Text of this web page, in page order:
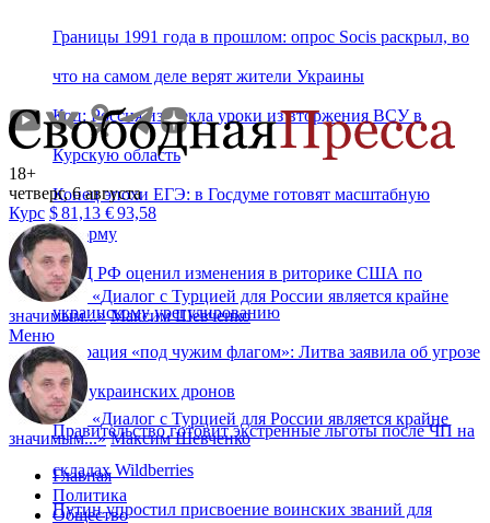
Границы 1991 года в прошлом: опрос Socis раскрыл, во
что на самом деле верят жители Украины
Коц: Россия извлекла уроки из вторжения ВСУ в
Курскую область
Конец эпохи ЕГЭ: в Госдуме готовят масштабную
реформу
МИД РФ оценил изменения в риторике США по
украинскому урегулированию
Операция «под чужим флагом»: Литва заявила об угрозе
атак украинских дронов
Правительство готовит экстренные льготы после ЧП на
складах Wildberries
Путин упростил присвоение воинских званий для
18+
четверг, 6 августа
Курс $81,13 €93,58
«Диалог с Турцией для России является крайне
значимым...» Максим Шевченко
Меню
«Диалог с Турцией для России является крайне
значимым...» Максим Шевченко
Главная
Политика
Общество